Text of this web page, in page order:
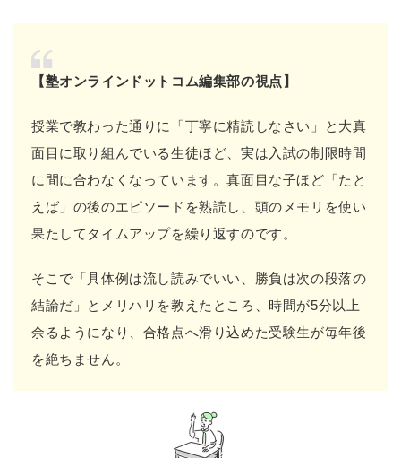
【塾オンラインドットコム編集部の視点】
授業で教わった通りに「丁寧に精読しなさい」と大真
面目に取り組んでいる生徒ほど、実は入試の制限時間
に間に合わなくなっています。真面目な子ほど「たと
えば」の後のエピソードを熟読し、頭のメモリを使い
果たしてタイムアップを繰り返すのです。
そこで「具体例は流し読みでいい、勝負は次の段落の
結論だ」とメリハリを教えたところ、時間が5分以上
余るようになり、合格点へ滑り込めた受験生が毎年後
を絶ちません。